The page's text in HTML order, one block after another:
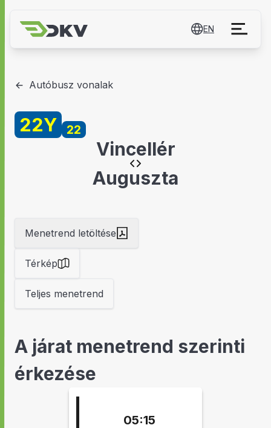
EN
Autóbusz vonalak
22Y 22
Vincellér
Auguszta
Menetrend letöltése
Térkép
Teljes menetrend
A járat menetrend szerinti
érkezése
05:15